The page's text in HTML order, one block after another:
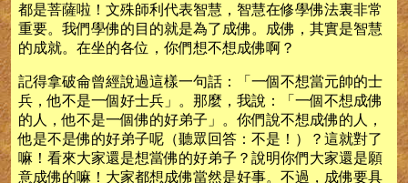
都是菩薩啦！文殊師利代表智慧，智慧在修學佛法裏非常
重要。我們學佛的目的就是為了成佛。成佛，其實是智慧
的成就。在坐的各位，你們想不想成佛啊？
記得拿破侖曾經說過這樣一句話：「一個不想當元帥的士
兵，他不是一個好士兵」。那麼，我說：「一個不想成佛
的人，他不是一個佛的好弟子」。你們說不想成佛的人，
他是不是佛的好弟子呢（聽眾回答：不是！）？這就對了
嘛！看來大家還是想當佛的好弟子？說明你們大家還是願
意成佛的嘛！大家都想成佛當然是好事。不過，成佛要具